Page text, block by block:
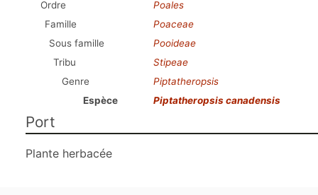
Ordre
Poales
Famille
Poaceae
Sous famille
Pooideae
Tribu
Stipeae
Genre
Piptatheropsis
Espèce
Piptatheropsis canadensis
Port
Plante herbacée